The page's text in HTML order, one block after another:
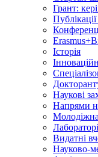
Грант:
Історія
Наукові
Напрями
Видатні
Науково-